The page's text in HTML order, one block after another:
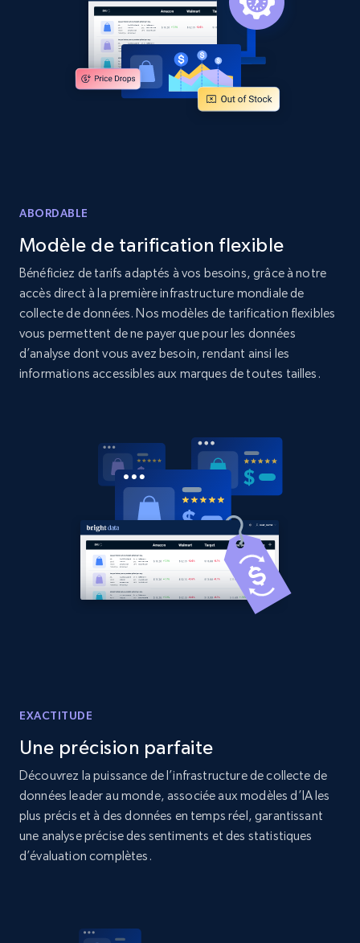
Amazon products global dataset - Collect
products from Brands URLs
Title, Seller name, Brand, Description, Initial
price, Currency, Availability, Reviews count, and
Home Depot US
URL, Domain, Country code, Model number,
Sku, Product id, Product name, Manufacturer,
and more.
2.1K+ 353+ Commencer
Home Depot US - Gather data on products
using specified keywords
URL, Domain, Country code, Model number,
Sku, Product id, Product name, Manufacturer,
353+ Commencer
and more.
2.1K+ 353+
Home Depot US - Discover products by
specified UPC
ABORDABLE
Modèle de tarification flexible
Bénéficiez de tarifs adaptés à vos besoins, grâce à notre
accès direct à la première infrastructure mondiale de
collecte de données. Nos modèles de tarification flexibles
vous permettent de ne payer que pour les données
d’analyse dont vous avez besoin, rendant ainsi les
informations accessibles aux marques de toutes tailles.
EXACTITUDE
Une précision parfaite
Découvrez la puissance de l’infrastructure de collecte de
données leader au monde, associée aux modèles d’IA les
plus précis et à des données en temps réel, garantissant
une analyse précise des sentiments et des statistiques
d’évaluation complètes.